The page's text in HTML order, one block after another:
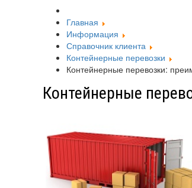
Главная
Информация
Справочник клиента
Контейнерные перевозки
Контейнерные перевозки:
Контейнерные